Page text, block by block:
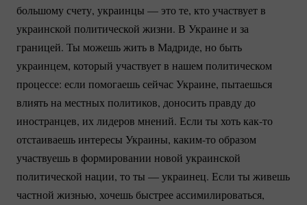
большому счету, украинцы — это те, кто участвует в
украинской политической жизни. В Украине и за
границей. Ты можешь жить в Мадриде, но быть
украинцем, который участвует в нашем политическом
процессе: если помогаешь сейчас Украине, пытаешься
влиять на местных политиков, доносить правду до
иностранцев, их лидеров мнений. Если ты хотькак-то
отстаиваешь интересы Украины, каким-тообразом
участвуешь в формировании новой украинской
политической нации, то ты — украинец. Если ты живешь
частной жизнью, хочешь быстрее ассимилироваться,